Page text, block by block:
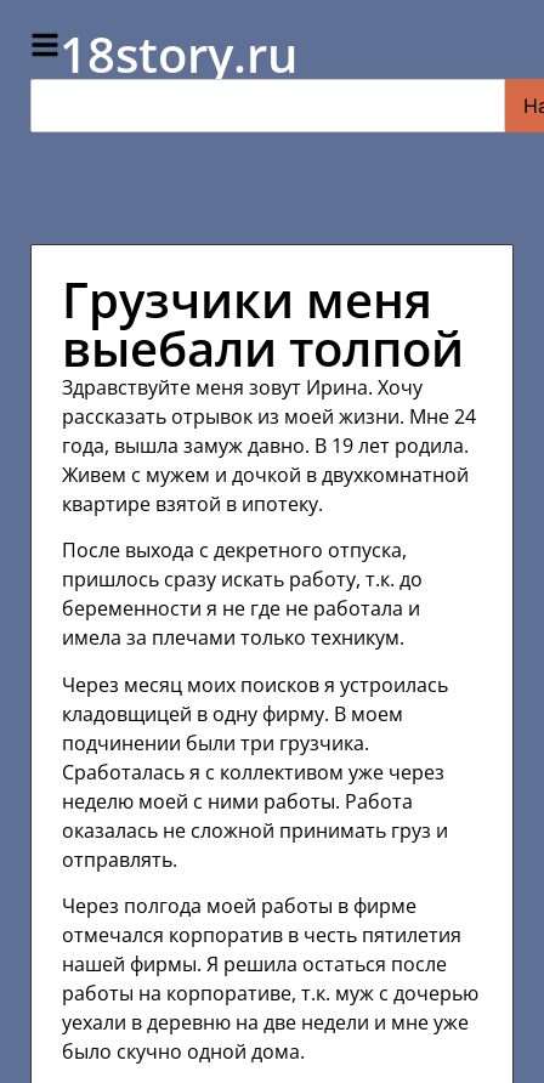
18story.ru
Грузчики меня
выебали толпой
Здравствуйте меня зовут Ирина. Хочу
рассказать отрывок из моей жизни. Мне 24
года, вышла замуж давно. В 19 лет родила.
Живем с мужем и дочкой в двухкомнатной
квартире взятой в ипотеку.
После выхода с декретного отпуска,
пришлось сразу искать работу, т.к. до
беременности я не где не работала и
имела за плечами только техникум.
Через месяц моих поисков я устроилась
кладовщицей в одну фирму. В моем
подчинении были три грузчика.
Сработалась я с коллективом уже через
неделю моей с ними работы. Работа
оказалась не сложной принимать груз и
отправлять.
Через полгода моей работы в фирме
отмечался корпоратив в честь пятилетия
нашей фирмы. Я решила остаться после
работы на корпоративе, т.к. муж с дочерью
уехали в деревню на две недели и мне уже
было скучно одной дома.